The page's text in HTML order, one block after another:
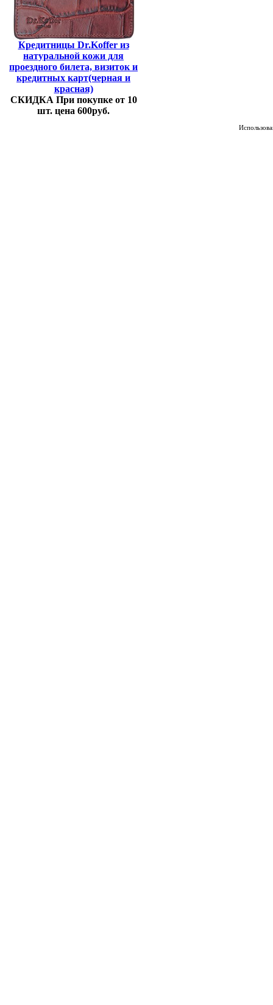
Кредитницы Dr.Koffer из
натуральной кожи для
проездного билета, визиток и
кредитных карт(черная и
красная)
СКИДКА При покупке от 10
шт. цена 600руб.